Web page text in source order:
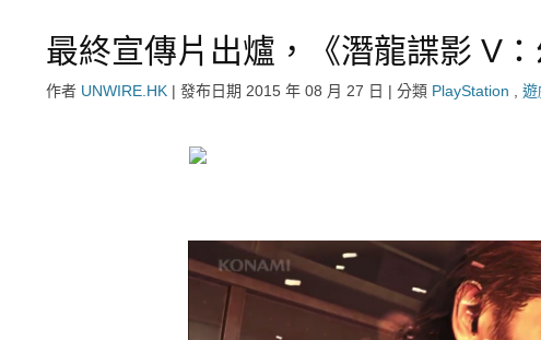
最終宣傳片出爐，《潛龍諜影 V
作者 UNWIRE.HK | 發布日期 2015 年 08 月 27 日 | 分類 PlayStation 遊